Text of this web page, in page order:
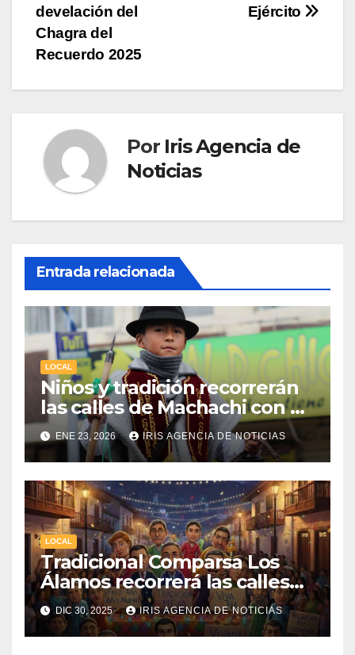
Ejército
develación del
Chagra del
Recuerdo 2025
Por Iris Agencia de
Noticias
Entrada relacionada
LOCAL
Niños y tradición recorrerán
las calles de Machachi con el
Desfile del Chagra Guagua
2026
ENE 23, 2026 IRIS AGENCIA DE NOTICIAS
LOCAL
Tradicional Comparsa Los
Álamos recorrerá las calles
de la ciudad de Machachi
DIC 30, 2025 IRIS AGENCIA DE NOTICIAS